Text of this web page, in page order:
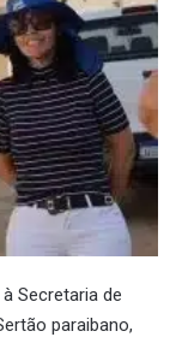
Secretaria de
paraibano,